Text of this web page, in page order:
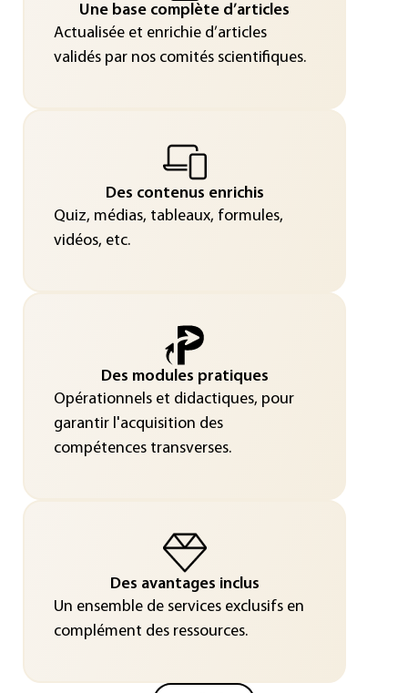
Une base complète d’articles
Actualisée et enrichie d’articles
validés par nos comités scientifiques.
Des contenus enrichis
Quiz, médias, tableaux, formules,
vidéos, etc.
Des modules pratiques
Opérationnels et didactiques, pour
garantir l'acquisition des
compétences transverses.
Des avantages inclus
Un ensemble de services exclusifs en
complément des ressources.